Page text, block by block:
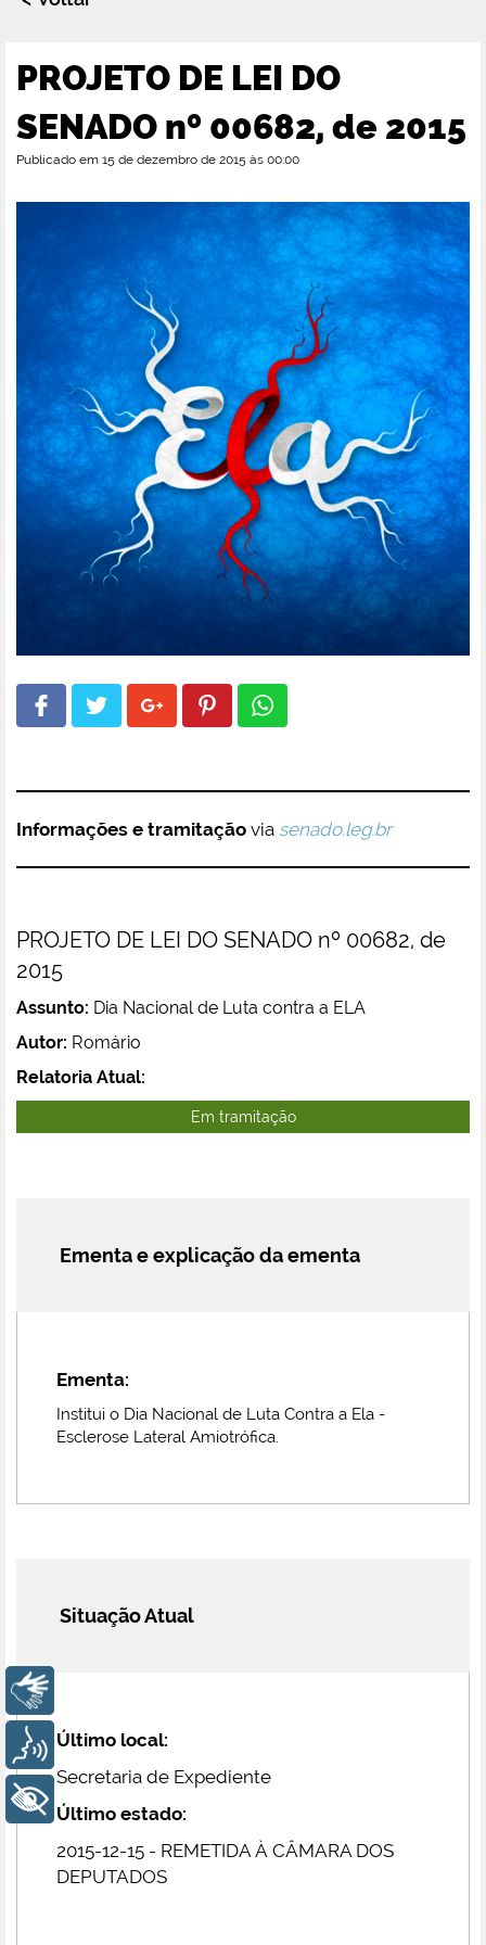
PROJETO DE LEI DO
SENADO nº 00682, de 2015
Publicado em 15 de dezembro de 2015 às 00:00
Informações e tramitação via senado.leg.br
PROJETO DE LEI DO SENADO nº 00682, de
2015
Assunto: Dia Nacional de Luta contra a ELA
Autor: Romário
Relatoria Atual:
Em tramitação
Ementa e explicação da ementa
Ementa:
Institui o Dia Nacional de Luta Contra a Ela -
Esclerose Lateral Amiotrófica.
Situação Atual
Último local:
Secretaria de Expediente
Último estado:
2015-12-15 - REMETIDA À CÂMARA DOS
DEPUTADOS
Voz